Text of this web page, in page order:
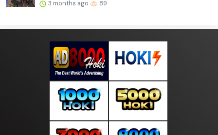
3 months ago 89